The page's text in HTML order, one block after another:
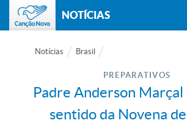
NOTÍCIAS
Notícias Brasil
PREPARATIVOS
Padre Anderson Marçal
sentido da Novena